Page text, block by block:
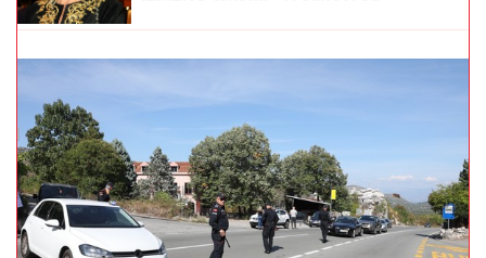
Rashladite kuću bez klime: Trik majstora zapalio
mreže - uradite samo jedno (VIDEO)